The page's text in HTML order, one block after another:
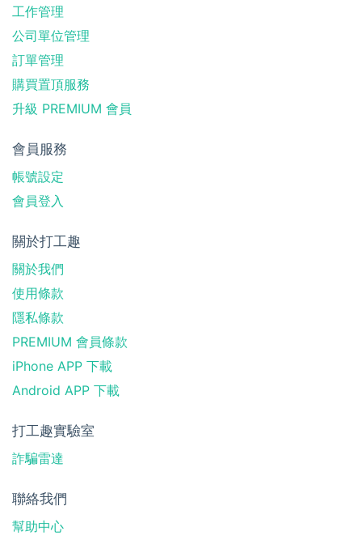
工作管理
公司單位管理
訂單管理
購買置頂服務
升級 PREMIUM 會員
會員服務
帳號設定
會員登入
關於打工趣
關於我們
使用條款
隱私條款
PREMIUM 會員條款
iPhone APP 下載
Android APP 下載
打工趣實驗室
詐騙雷達
聯絡我們
幫助中心